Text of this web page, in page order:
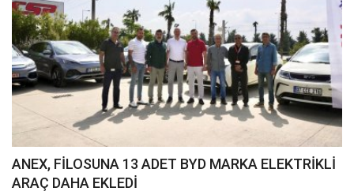
Künye
Halil ÖNCÜ kimdir?
KVKK Aydınlatma Metni
Haberler
Görüntülü
ANEX, FİLOSUNA 13 ADET BYD MARKA ELEKTRİKLİ
ARAÇ DAHA EKLEDİ